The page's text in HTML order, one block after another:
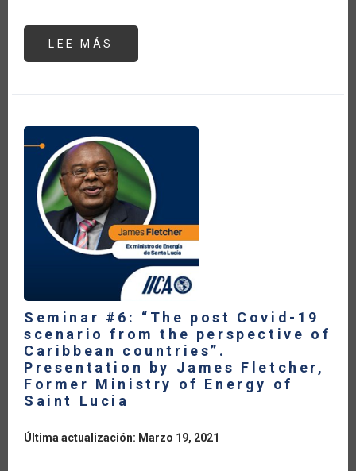
LEE MÁS
#6:
THE
PERSPECTIVE
OF
CARIBBEAN
COUNTRIES”.
PRESENTATION
CHELSTON
BRATHWAITE,
DIRECTOR
GENERAL
EMERITUS
OF
IICA
Seminar #6: “The post Covid-19
scenario from the perspective of
Caribbean countries”.
Presentation by James Fletcher,
Former Ministry of Energy of
Saint Lucia
Última actualización: Marzo 19, 2021